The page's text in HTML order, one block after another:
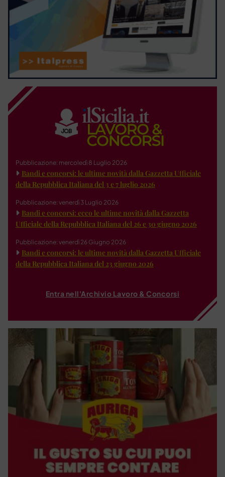
Pubblicazione: mercoledì 8 Luglio 2026
Bandi e concorsi: le ultime novità dalla Gazzetta Ufficiale
della Repubblica Italiana del 3 e 7 luglio 2026
Pubblicazione: venerdì 3 Luglio 2026
Bandi e concorsi: ecco le ultime novità dalla Gazzetta
Ufficiale della Repubblica Italiana del 26 e 30 giugno 2026
Pubblicazione: venerdì 26 Giugno 2026
Bandi e concorsi: le ultime novità dalla Gazzetta Ufficiale
della Repubblica Italiana del 23 giugno 2026
Entra nell'Archivio Lavoro & Concorsi